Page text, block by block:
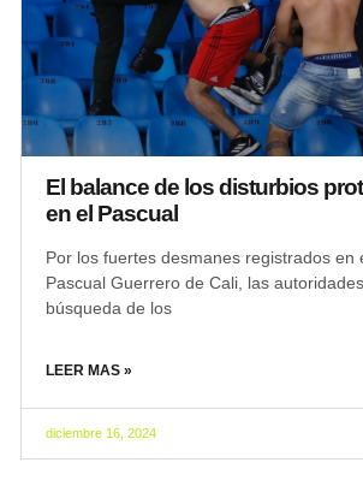
El balance de los disturbios
en el Pascual
Por los fuertes desmanes registrados en
Pascual Guerrero de Cali, las
búsqueda de los
LEER MAS »
diciembre 16, 2024